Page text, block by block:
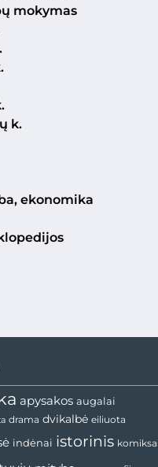
mokymas
k.
ekonomika
apysakos augalai
drama dvikalbė eiliuota
indėnai istorinis komiksai